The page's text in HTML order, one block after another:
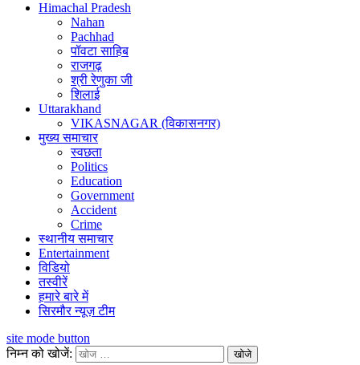
Himachal Pradesh
Nahan
Pachhad
पॉवटा साहिब
राजगढ़
श्री रेणुका जी
शिलाई
Uttarakhand
VIKASNAGAR (विकासनगर)
मुख्य समाचार
स्वछता
Politics
Education
Government
Accident
Crime
स्थानीय समाचार
Entertainment
विडियो
तस्वीरें
हमारे बारे में
सिरमौर न्यूज़ टीम
site mode button
निम्न को खोजें: